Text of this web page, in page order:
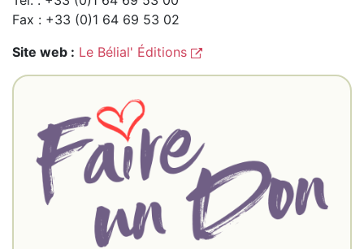
Fax : +33 (0)1 64 69 53 02
Site web : Le Bélial' Éditions